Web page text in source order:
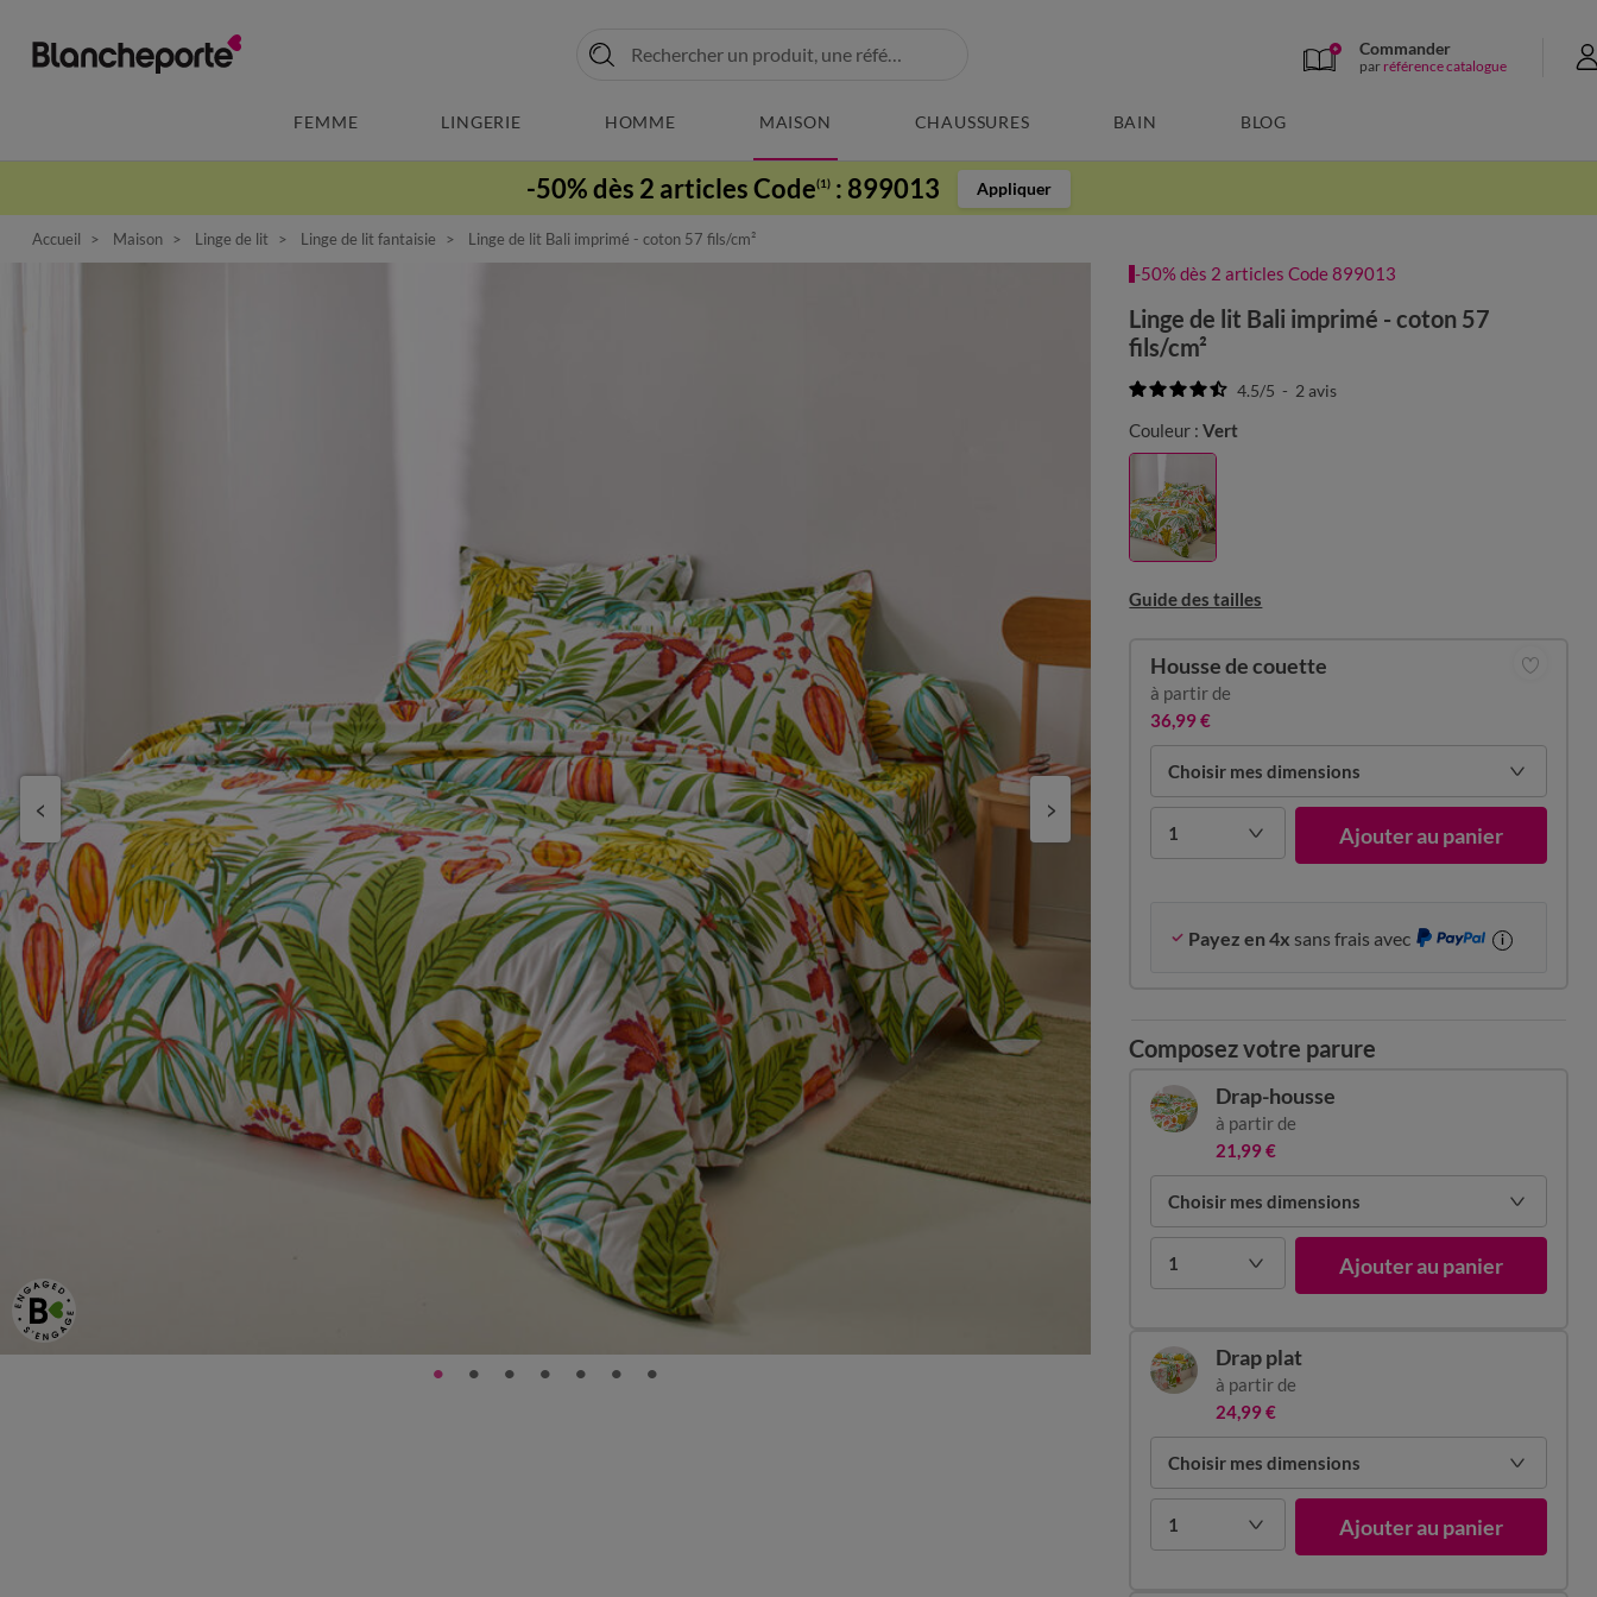
Commander
par référence catalogue
FEMME LINGERIE HOMME MAISON CHAUSSURES BAIN BLOG
-50% dès 2 articles Code(1) : 899013 Appliquer
Accueil Maison Linge de lit Linge de lit fantaisie Linge de lit Bali imprimé - coton 57 fils/cm²
-50% dès 2 articles Code 899013
Linge de lit Bali imprimé - coton 57
fils/cm²
4.5/5 - 2avis
Couleur : Vert
Guide des tailles
Choisir mes dimensions
1 Ajouter au panier
Payez en 4x sans frais avec i
Housse de couette
à partir de
36,99 €
Composez votre parure
Choisir mes dimensions
1 Ajouter au panier
Drap-housse
à partir de
21,99 €
Choisir mes dimensions
1 Ajouter au panier
Drap plat
à partir de
24,99 €